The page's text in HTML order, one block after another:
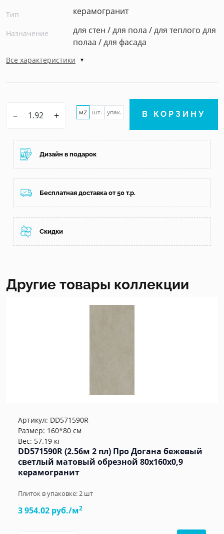
Тип керамогранит
Назначение
для стен / для пола / для теплого для
полаа / для фасада
Все характеристики
– + м2 шт. упак. В КОРЗИНУ
Дизайн в подарок
Бесплатная доставка от 50 т.р.
Скидки
Другие товары коллекции
Артикул: DD571590R
Размер: 160*80 см
Вес: 57.19 кг
DD571590R (2.56м 2 пл) Про Догана бежевый
светлый матовый обрезной 80x160x0,9
керамогранит
Плиток в упаковке:2 шт
3 954.02 руб./м2